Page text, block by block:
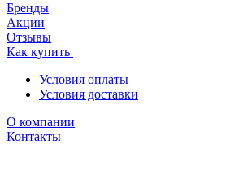
Бренды
Акции
Отзывы
Как купить
Условия оплаты
Условия доставки
О компании
Контакты